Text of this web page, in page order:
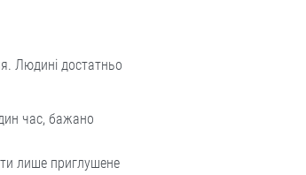
Людині достатньо
час, бажано
лише приглушене